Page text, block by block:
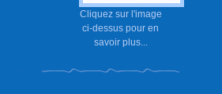
Cliquez sur l'image
ci-dessus pour en
savoir plus...